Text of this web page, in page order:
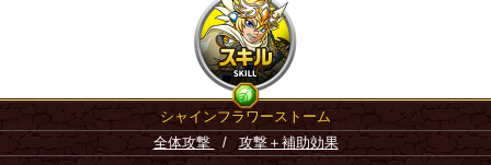
シャインフラワーストーム
全体攻撃
/ 攻撃＋補助効果